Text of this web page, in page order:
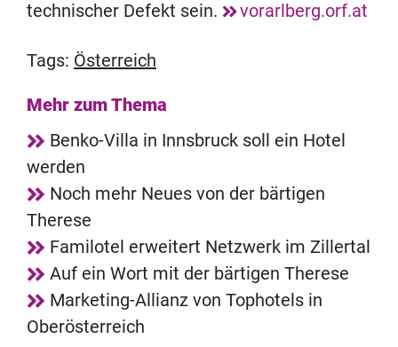
technischer Defekt sein.
vorarlberg.orf.at
Tags: Österreich
Mehr zum Thema
Benko-Villa in Innsbruck soll ein Hotel
werden
Noch mehr Neues von der bärtigen
Therese
Familotel erweitert Netzwerk im Zillertal
Auf ein Wort mit der bärtigen Therese
Marketing-Allianz von Tophotels in
Oberösterreich